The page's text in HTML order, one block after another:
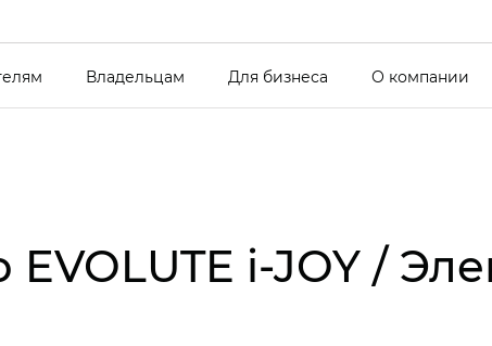
Владельцам Для бизнеса О компании
i‑JOY /